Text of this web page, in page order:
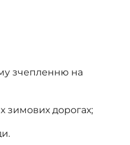
зчепленню на
зимових дорогах;